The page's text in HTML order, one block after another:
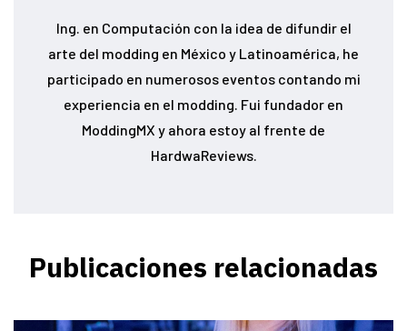
Ing. en Computación con la idea de difundir el
arte del modding en México y Latinoamérica, he
participado en numerosos eventos contando mi
experiencia en el modding. Fui fundador en
ModdingMX y ahora estoy al frente de
HardwaReviews.
Publicaciones relacionadas